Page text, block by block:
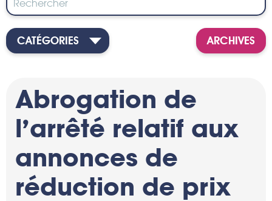
CATÉGORIES ARCHIVES
Abrogation de
l’arrêté relatif aux
annonces de
réduction de prix